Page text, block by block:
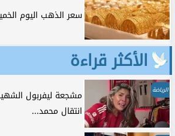
سعر الذهب اليوم الخميس 6
الأكثر قراءة
الرياضة
مشجعة ليفربول
انتقال محمد...